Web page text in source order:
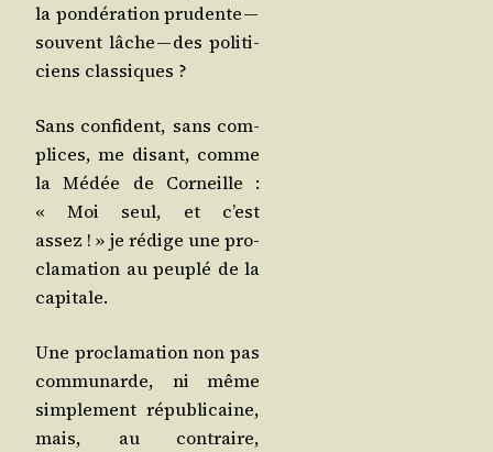
la pon­dé­ra­tion pru­dente —
sou­vent lâche — des poli­ti­
ciens classiques ?
Sans confi­dent, sans com­
plices, me disant, comme
la Médée de Cor­neille :
« Moi seul, et c’est
assez ! » je rédige une pro­
cla­ma­tion au peu­plé de la
capitale.
Une pro­cla­ma­tion non pas
com­mu­narde, ni même
sim­ple­ment répu­bli­caine,
mais, au contraire,